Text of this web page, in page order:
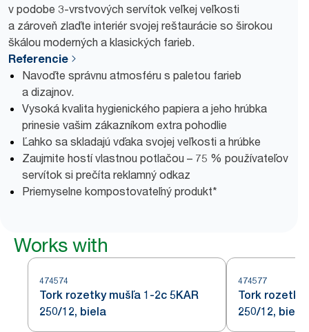
v podobe 3-vrstvových servítok veľkej veľkosti
a zároveň zlaďte interiér svojej reštaurácie so širokou
škálou moderných a klasických farieb.
Referencie
Navoďte správnu atmosféru s paletou farieb
a dizajnov.
Vysoká kvalita hygienického papiera a jeho hrúbka
prinesie vašim zákazníkom extra pohodlie
Ľahko sa skladajú vďaka svojej veľkosti a hrúbke
Zaujmite hostí vlastnou potlačou – 75 % používateľov
servítok si prečíta reklamný odkaz
Priemyselne kompostovateľný produkt*
Works with
474574
Tork rozetky mušľa 1-2c 5KAR
250/12, biela
474577
Tork rozetky
250/12, biela